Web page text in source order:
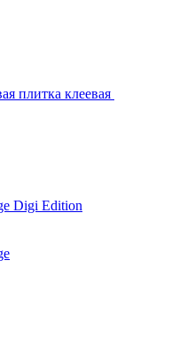
плитка клеевая
Digi Edition